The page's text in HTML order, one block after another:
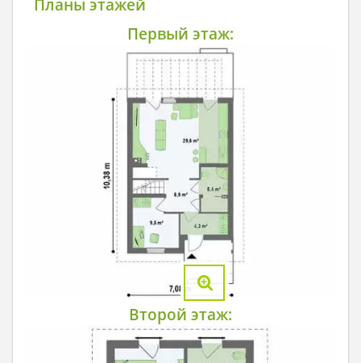
Первый этаж:
Второй этаж: